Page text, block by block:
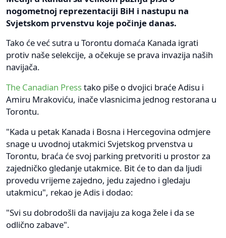
nogometnoj reprezentaciji BiH i nastupu na
Svjetskom prvenstvu koje počinje danas.
Tako će već sutra u Torontu domaća Kanada igrati
protiv naše selekcije, a očekuje se prava invazija naših
navijača.
The Canadian Presstako piše o dvojici braće Adisu i
Amiru Mrakoviću, inače vlasnicima jednog restorana u
Torontu.
"Kada u petak Kanada i Bosna i Hercegovina odmjere
snage u uvodnoj utakmici Svjetskog prvenstva u
Torontu, braća će svoj parking pretvoriti u prostor za
zajedničko gledanje utakmice. Bit će to dan da ljudi
provedu vrijeme zajedno, jedu zajedno i gledaju
utakmicu", rekao je Adis i dodao:
"Svi su dobrodošli da navijaju za koga žele i da se
odlično zabave".